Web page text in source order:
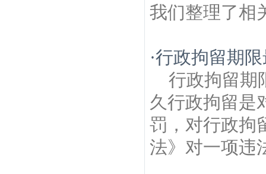
我们整理了相
·行政拘留期
行政拘留期
久行政拘留是
罚，对行政拘
法》对一项违